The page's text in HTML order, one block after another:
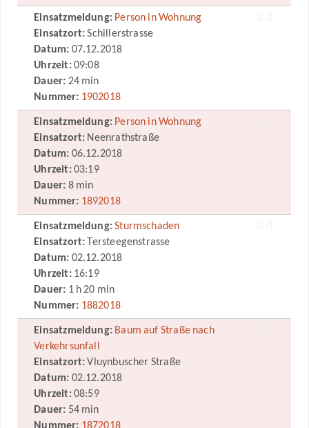
Einsatzmeldung: Person in Wohnung
Einsatzort:Schillerstrasse
Datum: 07.12.2018
Uhrzeit:09:08
Dauer: 24 min
Nummer: 1902018
Einsatzmeldung: Person in Wohnung
Einsatzort: Neenrathstraße
Datum: 06.12.2018
Uhrzeit:03:19
Dauer: 8 min
Nummer: 1892018
Einsatzmeldung:Sturmschaden
Einsatzort: Tersteegenstrasse
Datum: 02.12.2018
Uhrzeit:16:19
Dauer: 1 h 20 min
Nummer: 1882018
Einsatzmeldung: Baum auf Straße nach
Verkehrsunfall
Einsatzort:Vluynbuscher Straße
Datum: 02.12.2018
Uhrzeit:08:59
Dauer: 54 min